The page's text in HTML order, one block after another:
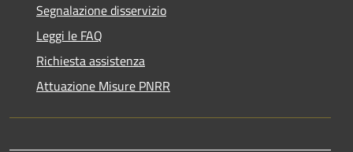
Segnalazione disservizio
Leggi le FAQ
Richiesta assistenza
Attuazione Misure PNRR